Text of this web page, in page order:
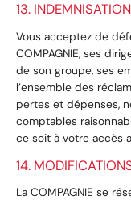
13. INDEMNISATION
Vous acceptez de
COMPAGNIE, ses
de son groupe, ses
l’ensemble des
pertes et dépenses,
comptables
ce soit à votre accès
14.
La COMPAGNIE se